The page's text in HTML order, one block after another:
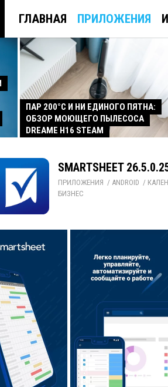
ГЛАВНАЯ ПРИЛОЖЕНИЯ
ПАР 200°C И НИ ЕДИНОГО ПЯТНА:
ОБЗОР МОЮЩЕГО ПЫЛЕСОСА
DREAME H16 STEAM
SMARTSHEET
ПРИЛОЖЕНИЯ / ANDROID /
БИЗНЕС